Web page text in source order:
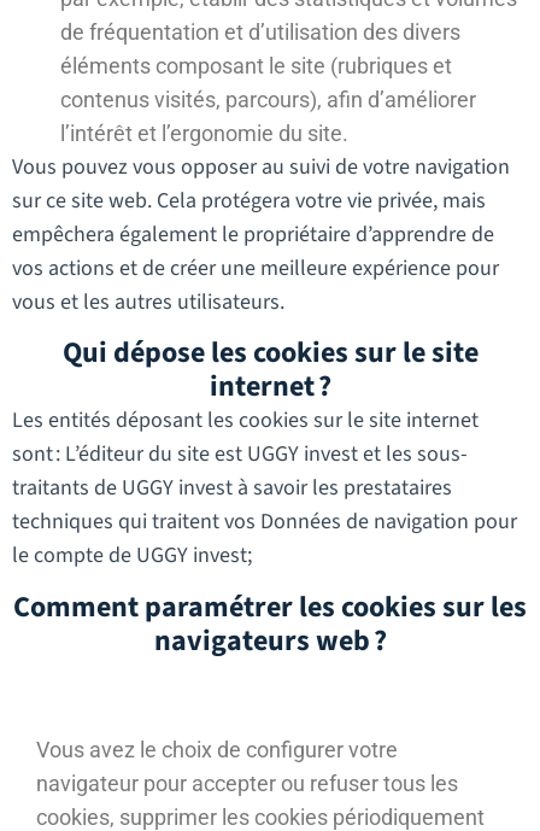
de fréquentation et d’utilisation des divers
éléments composant le site (rubriques et
contenus visités, parcours), afin d’améliorer
l’intérêt et l’ergonomie du site.
Vous pouvez vous opposer au suivi de votre navigation
sur ce site web. Cela protégera votre vie privée, mais
empêchera également le propriétaire d’apprendre de
vos actions et de créer une meilleure expérience pour
vous et les autres utilisateurs.
Qui dépose les cookies sur le site
internet ?
Les entités déposant les cookies sur le site internet
sont : L’éditeur du site est UGGY invest et les sous-
traitants de UGGY invest à savoir les prestataires
techniques qui traitent vos Données de navigation pour
le compte de UGGY invest;
Comment paramétrer les cookies sur les
navigateurs web ?
Vous avez le choix de configurer votre
navigateur pour accepter ou refuser tous les
cookies, supprimer les cookies périodiquement